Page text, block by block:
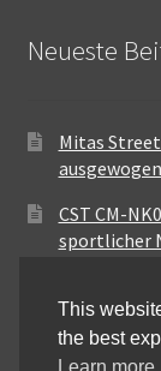
Neueste
Mitas
CST CM-
sportlicher
Maxxis
für
Pirelli City
This
the best
Learn more